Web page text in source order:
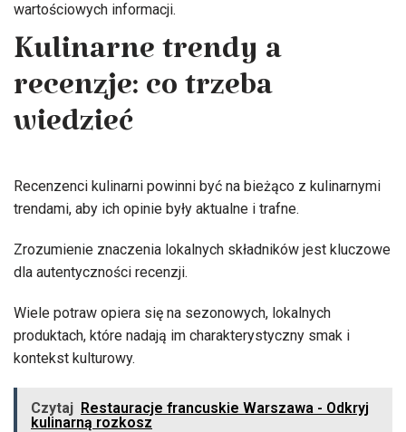
wartościowych informacji.
Kulinarne trendy a
recenzje: co trzeba
wiedzieć
Recenzenci kulinarni powinni być na bieżąco z kulinarnymi
trendami, aby ich opinie były aktualne i trafne.
Zrozumienie znaczenia lokalnych składników jest kluczowe
dla autentyczności recenzji.
Wiele potraw opiera się na sezonowych, lokalnych
produktach, które nadają im charakterystyczny smak i
kontekst kulturowy.
Czytaj Restauracje francuskie Warszawa - Odkryj
kulinarną rozkosz